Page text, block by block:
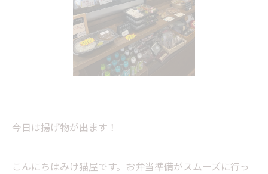
今日は揚げ物が出ます！
こんにちはみけ猫屋です。お弁当準備がスムーズに行っ